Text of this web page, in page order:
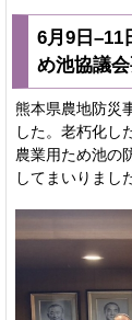
6月9日–11
め池協議会
熊本県農地防災
した。老朽化し
農業用ため池の
してまいりまし